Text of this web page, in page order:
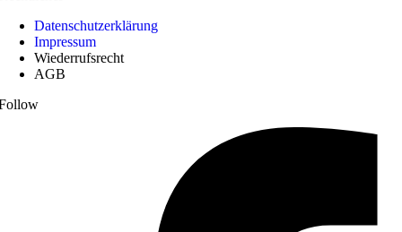
Datenschutzerklärung
Impressum
Wiederrufsrecht
AGB